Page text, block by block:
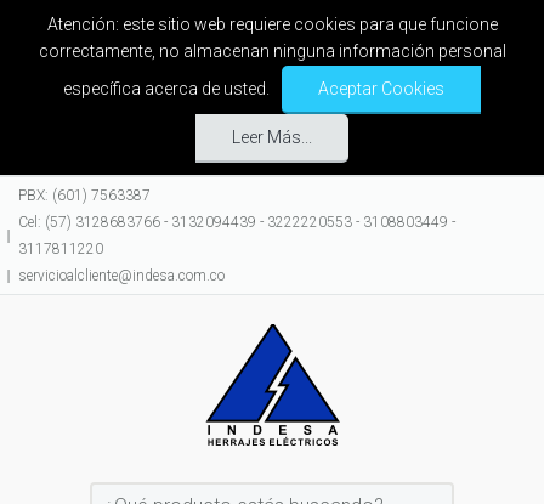
Atención: este sitio web requiere cookies para que funcione
correctamente, no almacenan ninguna información personal
específica acerca de usted.
Aceptar Cookies
Leer Más...
PBX: (601) 7563387
Cel: (57) 3128683766 - 3132094439 - 3222220553 - 3108803449 -
3117811220
servicioalcliente@indesa.com.co